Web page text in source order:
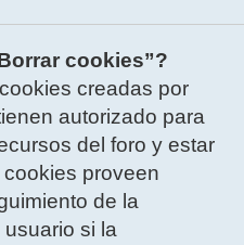
cookies”?
creadas por
autorizado para
del foro y estar
proveen
de la
si la